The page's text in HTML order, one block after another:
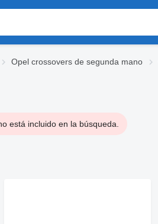
Opel crossovers de segunda mano
está incluido en la búsqueda.